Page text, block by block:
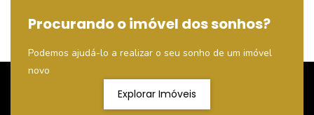
Procurando o imóvel dos sonhos?
Podemos ajudá-lo a realizar o seu sonho de um imóvel
novo
Explorar Imóveis